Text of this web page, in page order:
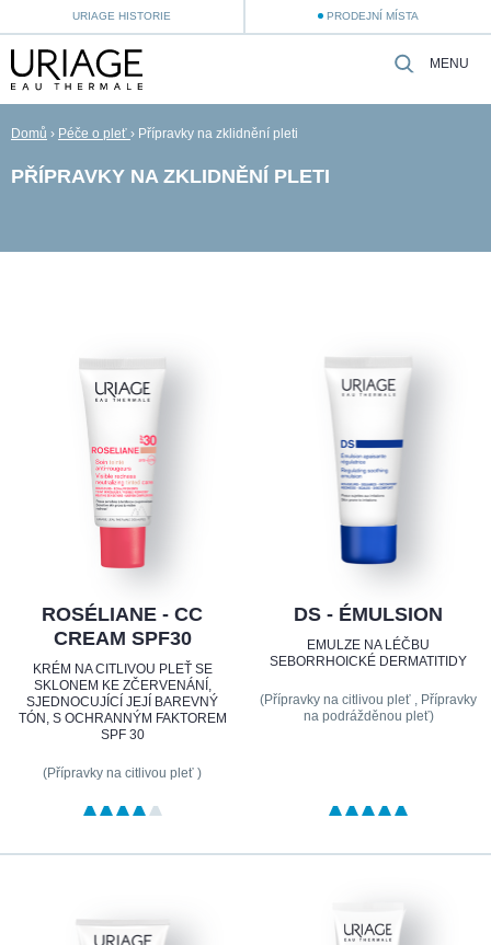
URIAGE HISTORIE PRODEJNÍ MÍSTA
MENU
Domů › Péče o pleť › Přípravky na zklidnění pleti
PŘÍPRAVKY NA ZKLIDNĚNÍ PLETI
ROSÉLIANE - CC
CREAM SPF30
KRÉM NA CITLIVOU PLEŤ SE
SKLONEM KE ZČERVENÁNÍ,
SJEDNOCUJÍCÍ JEJÍ BAREVNÝ
TÓN, S OCHRANNÝM FAKTOREM
SPF 30
(Přípravky na citlivou pleť )
DS - ÉMULSION
EMULZE NA LÉČBU
SEBORRHOICKÉ DERMATITIDY
(Přípravky na citlivou pleť , Přípravky
na podrážděnou pleť)